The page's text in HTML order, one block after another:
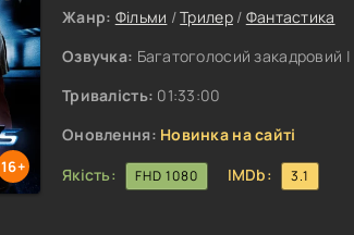
16+
Жанр: Фільми /Трилер/ Фантастика
Озвучка: Багатоголосий закадровий |
Тривалість: 01:33:00
Оновлення: Новинка на сайті
Якість:
FHD 1080 IMDb: 3.1